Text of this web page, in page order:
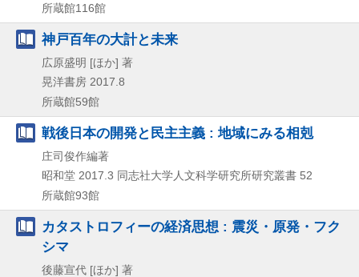
所蔵館116館
神戸百年の大計と未来
広原盛明 [ほか] 著
晃洋書房 2017.8
所蔵館59館
戦後日本の開発と民主主義 : 地域にみる相剋
庄司俊作編著
昭和堂 2017.3 同志社大学人文科学研究所研究叢書 52
所蔵館93館
カタストロフィーの経済思想 : 震災・原発・フク
シマ
後藤宣代 [ほか] 著